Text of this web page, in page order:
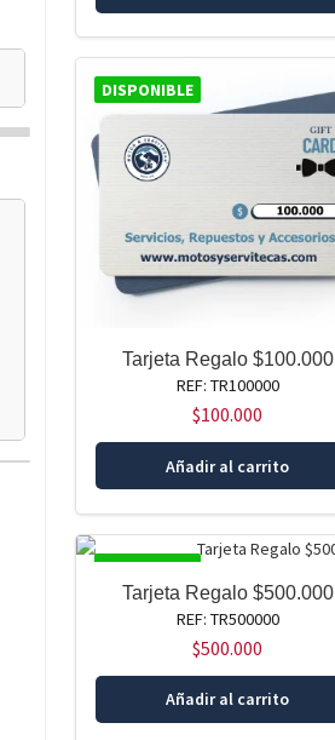
DISPONIBLE
Tarjeta Regalo $100.000
REF: TR100000
$100.000
Añadir al carrito
DISPONIBLE
Tarjeta Regalo $500.000
REF: TR500000
$500.000
Añadir al carrito